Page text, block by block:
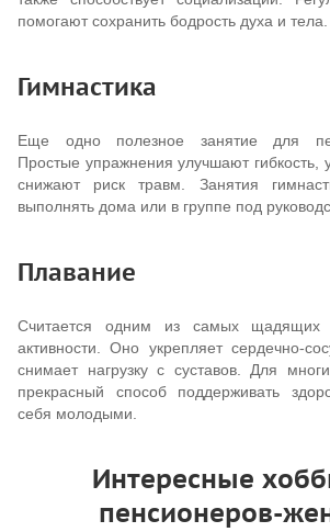
помогают сохранить бодрость духа и тела.
Гимнастика
Еще одно полезное занятие для
Простые упражнения улучшают
снижают риск травм. Занятия
выполнять дома или в группе под
Плавание
Считается одним из самых щадящих
активности. Оно укрепляет сердечно-
снимает нагрузку с суставов. Для
прекрасный способ поддерживать
себя молодыми.
Интересные
пенсионеров-